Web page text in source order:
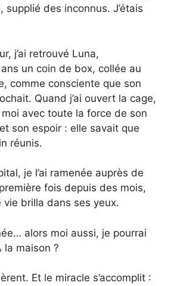
supplié des inconnus. J’étais
j’ai retrouvé Luna,
un coin de box, collée au
comme consciente que son
Quand j’ai ouvert la cage,
avec toute la force de son
son espoir : elle savait que
réunis.
je l’ai ramenée auprès de
fois depuis des mois,
vie brilla dans ses yeux.
alors moi aussi, je pourrai
la maison ?
Et le miracle s’accomplit :